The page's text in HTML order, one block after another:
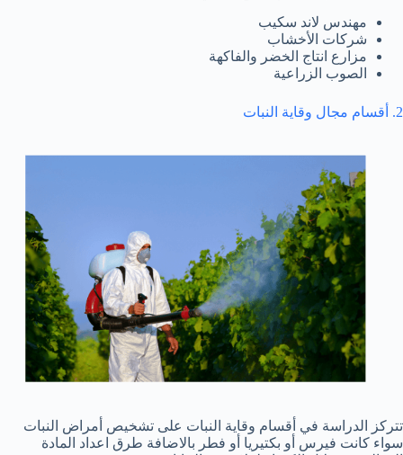
مهندس لاند سكيب
شركات الأخشاب
مزارع انتاج الخضر والفاكهة
الصوب الزراعية
2. أقسام مجال وقاية النبات
تتركز الدراسة في أقسام وقاية النبات على تشخيص أمراض النبات
سواء كانت فيرس أو بكتيريا أو فطر بالاضافة طرق اعداد المادة